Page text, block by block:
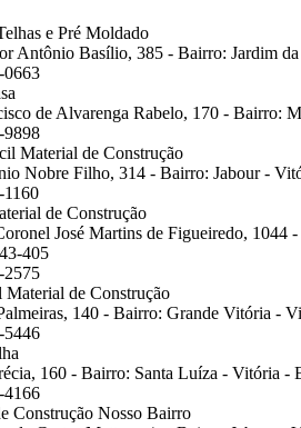
e Pré Moldado
Antônio Basílio, 385 - Bairro: Jardim
0663
de Alvarenga Rabelo, 170 - Bairro:
9898
Material de Construção
Nobre Filho, 314 - Bairro: Jabour -
de Construção
José Martins de Figueiredo, 1044
405
2575
Material de Construção
140 - Bairro: Grande Vitória -
5446
160 - Bairro: Santa Luíza - Vitória -
4166
Construção Nosso Bairro